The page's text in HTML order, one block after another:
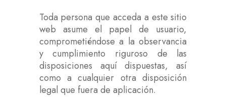
Toda persona que acceda a este sitio
web asume el papel de usuario,
comprometiéndose a la observancia
y cumplimiento riguroso de las
disposiciones aquí dispuestas, así
como a cualquier otra disposición
legal que fuera de aplicación.